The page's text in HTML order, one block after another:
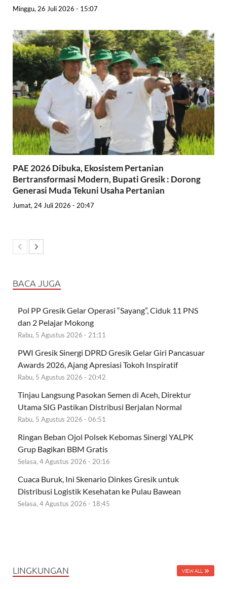
Minggu, 26 Juli 2026 - 15:07
PAE 2026 Dibuka, Ekosistem Pertanian
Bertransformasi Modern, Bupati Gresik : Dorong
Generasi Muda Tekuni Usaha Pertanian
Jumat, 24 Juli 2026 - 20:47
BACA JUGA
Pol PP Gresik Gelar Operasi “Sayang”, Ciduk 11 PNS
dan 2 Pelajar Mokong
Rabu, 5 Agustus 2026 - 21:11
PWI Gresik Sinergi DPRD Gresik Gelar Giri Pancasuar
Awards 2026, Ajang Apresiasi Tokoh Inspiratif
Rabu, 5 Agustus 2026 - 20:42
Tinjau Langsung Pasokan Semen di Aceh, Direktur
Utama SIG Pastikan Distribusi Berjalan Normal
Rabu, 5 Agustus 2026 - 06:51
Ringan Beban Ojol Polsek Kebomas Sinergi YALPK
Grup Bagikan BBM Gratis
Selasa, 4 Agustus 2026 - 20:16
Cuaca Buruk, Ini Skenario Dinkes Gresik untuk
Distribusi Logistik Kesehatan ke Pulau Bawean
Selasa, 4 Agustus 2026 - 18:45
LINGKUNGAN VIEW ALL